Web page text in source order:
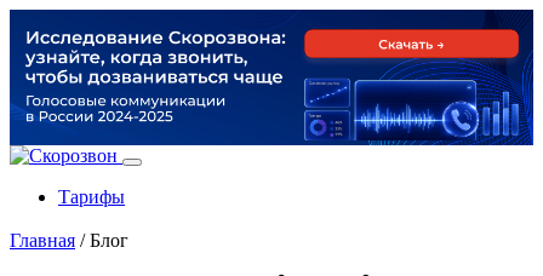
Тарифы
Главная /Блог